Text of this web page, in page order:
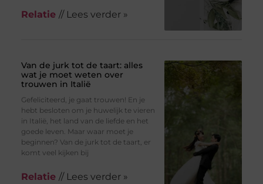
Relatie // Lees verder »
Van de jurk tot de taart: alles
wat je moet weten over
trouwen in Italië
Gefeliciteerd, je gaat trouwen! En je
hebt besloten om je huwelijk te vieren
in Italië, het land van de liefde en het
goede leven. Maar waar moet je
beginnen? Van de jurk tot de taart, er
komt veel kijken bij
Relatie // Lees verder »